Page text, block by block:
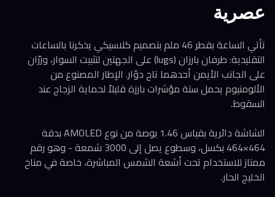
عصرية
تأتي الساعة بقطر 46 ملم بتصميم كلاسيكي يذكرنا بالساعات
التقليدية: طرفان بارزان (lugs) على الجهتين لتثبيت السوار، وزرّان
على الجانب الأيمن أحدهما تاج دوّار. الإطار المصنوع من
الألومنيوم يحمل ستة مؤشرات بارزة قليلاً لحماية الزجاج عند
السقوط.
الشاشة دائرية بقياس 1.46 بوصة من نوع AMOLED بدقة
464×464 بكسل، وسطوع يصل إلى 3000 شمعة - وهو رقم
ممتاز للاستخدام تحت أشعة الشمس المباشرة، خاصة في مناخ
الخليج الحار.